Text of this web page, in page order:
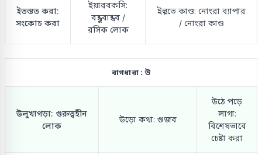
ইতস্তত করা:
সংকোচ করা
ইয়ারবকসি:
বন্ধুবান্ধব /
রসিক লোক
ইল্লতে কাণ্ড: নোংরা ব্যাপার
/ নোংরা কাণ্ড
বাগধারা : উ
উলুখাগড়া: গুরুত্বহীন
লোক
উড়ো কথা: গুজব
উঠে পড়ে
লাগা:
বিশেষভাবে
চেষ্টা করা